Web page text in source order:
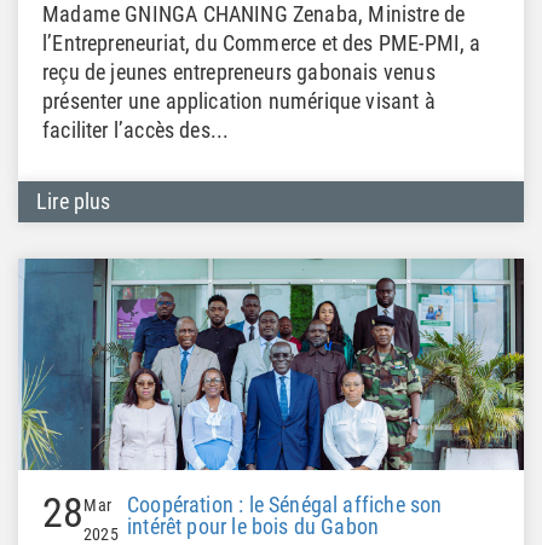
Madame GNINGA CHANING Zenaba, Ministre de
l’Entrepreneuriat, du Commerce et des PME-PMI, a
reçu de jeunes entrepreneurs gabonais venus
présenter une application numérique visant à
faciliter l’accès des...
Lire plus
28Mar
2025
Coopération : le Sénégal affiche son
intérêt pour le bois du Gabon